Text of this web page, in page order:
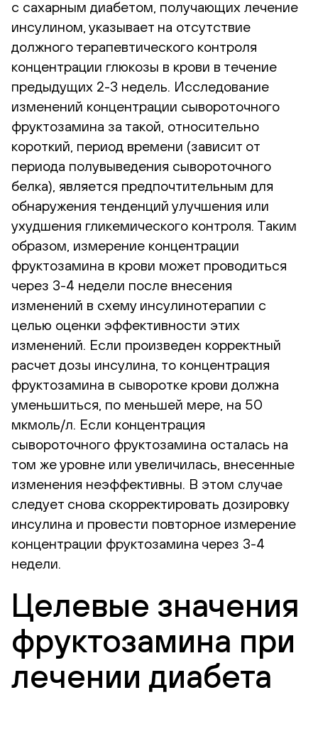
с сахарным диабетом, получающих лечение
инсулином, указывает на отсутствие
должного терапевтического контроля
концентрации глюкозы в крови в течение
предыдущих 2-3 недель. Исследование
изменений концентрации сывороточного
фруктозамина за такой, относительно
короткий, период времени (зависит от
периода полувыведения сывороточного
белка), является предпочтительным для
обнаружения тенденций улучшения или
ухудшения гликемического контроля. Таким
образом, измерение концентрации
фруктозамина в крови может проводиться
через 3-4 недели после внесения
изменений в схему инсулинотерапии с
целью оценки эффективности этих
изменений. Если произведен корректный
расчет дозы инсулина, то концентрация
фруктозамина в сыворотке крови должна
уменьшиться, по меньшей мере, на 50
мкмоль/л. Если концентрация
сывороточного фруктозамина осталась на
том же уровне или увеличилась, внесенные
изменения неэффективны. В этом случае
следует снова скорректировать дозировку
инсулина и провести повторное измерение
концентрации фруктозамина через 3-4
недели.
Целевые значения
фруктозамина при
лечении диабета